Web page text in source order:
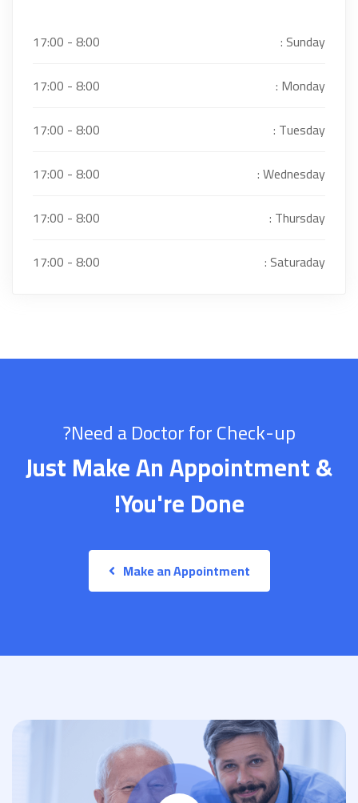
Sunday :
8:00 - 17:00
Monday :
8:00 - 17:00
Tuesday :
8:00 - 17:00
Wednesday :
8:00 - 17:00
Thursday :
8:00 - 17:00
Saturaday :
8:00 - 17:00
Need a Doctor for Check-up?
Just Make An Appointment &
You're Done!
Make an Appointment